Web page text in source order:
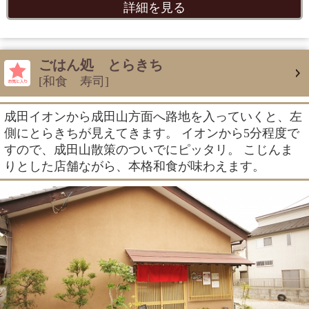
詳細を見る
ごはん処 とらきち
[和食 寿司]
成田イオンから成田山方面へ路地を入っていくと、左
側にとらきちが見えてきます。 イオンから5分程度で
すので、成田山散策のついでにピッタリ。 こじんま
りとした店舗ながら、本格和食が味わえます。